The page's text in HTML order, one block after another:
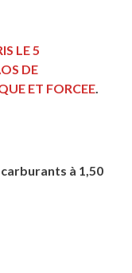
LE 5
DE
ET FORCEE
à 1,50